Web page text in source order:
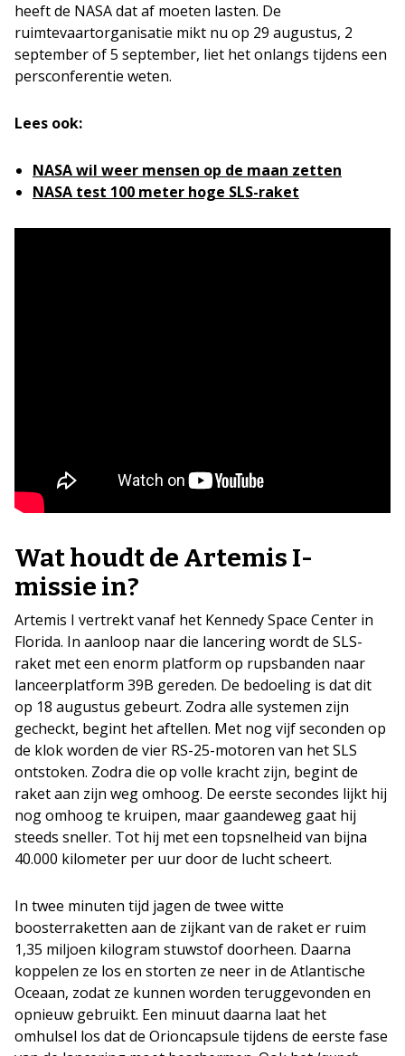
heeft de NASA dat af moeten lasten. De
ruimtevaartorganisatie mikt nu op 29 augustus, 2
september of 5 september, liet het onlangs tijdens een
persconferentie weten.
Lees ook:
NASA wil weer mensen op de maan zetten
NASA test 100 meter hoge SLS-raket
Wat houdt de Artemis I-
missie in?
Artemis I vertrekt vanaf het Kennedy Space Center in
Florida. In aanloop naar die lancering wordt de SLS-
raket met een enorm platform op rupsbanden naar
lanceerplatform 39B gereden. De bedoeling is dat dit
op 18 augustus gebeurt. Zodra alle systemen zijn
gecheckt, begint het aftellen. Met nog vijf seconden op
de klok worden de vier RS-25-motoren van het SLS
ontstoken. Zodra die op volle kracht zijn, begint de
raket aan zijn weg omhoog. De eerste secondes lijkt hij
nog omhoog te kruipen, maar gaandeweg gaat hij
steeds sneller. Tot hij met een topsnelheid van bijna
40.000 kilometer per uur door de lucht scheert.
In twee minuten tijd jagen de twee witte
boosterraketten aan de zijkant van de raket er ruim
1,35 miljoen kilogram stuwstof doorheen. Daarna
koppelen ze los en storten ze neer in de Atlantische
Oceaan, zodat ze kunnen worden teruggevonden en
opnieuw gebruikt. Een minuut daarna laat het
omhulsel los dat de Orioncapsule tijdens de eerste fase